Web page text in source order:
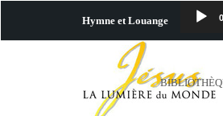
Hymne et Louange